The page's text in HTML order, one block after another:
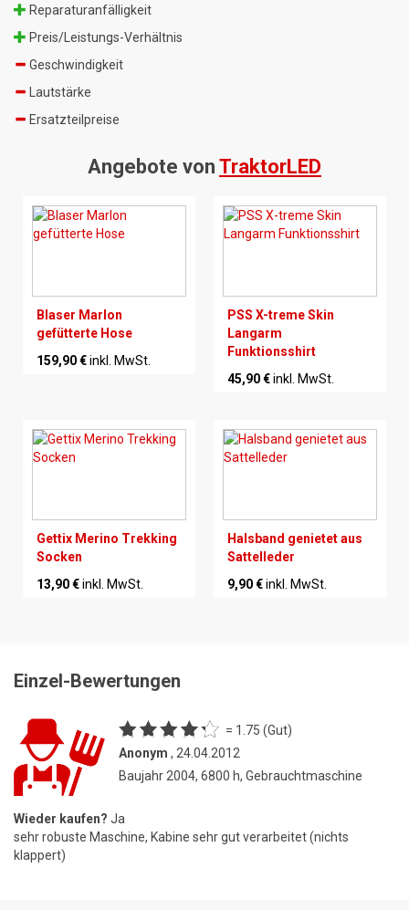
Reparaturanfälligkeit
Preis/Leistungs-Verhältnis
Geschwindigkeit
Lautstärke
Ersatzteilpreise
Angebote von TraktorLED
Blaser Marlon
gefütterte Hose
159,90 €inkl. MwSt.
PSS X-treme Skin
Langarm
Funktionsshirt
45,90 €inkl. MwSt.
Gettix Merino Trekking
Socken
13,90 €inkl. MwSt.
Halsband genietet aus
Sattelleder
9,90 €inkl. MwSt.
Einzel-Bewertungen
= 1.75 (Gut)
Anonym , 24.04.2012
Baujahr 2004, 6800 h, Gebrauchtmaschine
Wieder kaufen? Ja
sehr robuste Maschine, Kabine sehr gut verarbeitet (nichts
klappert)